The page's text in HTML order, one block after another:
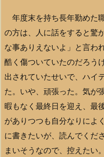
年度末を持ち長年勤めた
の方は、人に話をすると驚
な事ありえないよ」と言わ
酷く傷ついていたのだろう
出されていたせいで、ハイ
た。いや、頑張った。気が
暇もなく最終日を迎え、最
がありつつも自分なりによ
に書きたいが、読んでくだ
まいそうなので、控えたい。